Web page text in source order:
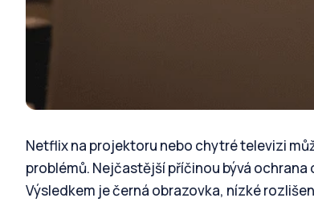
Netflix na projektoru nebo chytré televizi
problémů. Nejčastější příčinou bývá
Výsledkem je černá obrazovka, nízké